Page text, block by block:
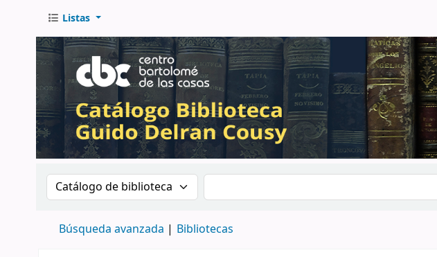
Listas
Buscar en el catálogo por:Buscar en el catálogo por palabra clave
Búsqueda avanzada Bibliotecas